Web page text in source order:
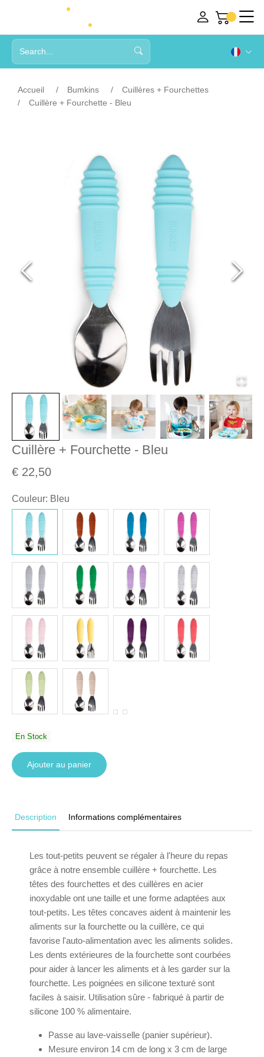
Accueil Bumkins
Cuillères + Fourchettes
Cuillère + Fourchette - Bleu
Cuillère + Fourchette - Bleu
€ 22,50
Couleur: Bleu
En Stock
Ajouter au panier
Description Informations complémentaires
Les tout-petits peuvent se régaler à l'heure du repas
grâce à notre ensemble cuillère + fourchette. Les
têtes des fourchettes et des cuillères en acier
inoxydable ont une taille et une forme adaptées aux
tout-petits. Les têtes concaves aident à maintenir les
aliments sur la fourchette ou la cuillère, ce qui
favorise l'auto-alimentation avec les aliments solides.
Les dents extérieures de la fourchette sont courbées
pour aider à lancer les aliments et à les garder sur la
fourchette. Les poignées en silicone texturé sont
faciles à saisir. Utilisation sûre - fabriqué à partir de
silicone 100 % alimentaire.
Passe au lave-vaisselle (panier supérieur).
Mesure environ 14 cm de long x 3 cm de large